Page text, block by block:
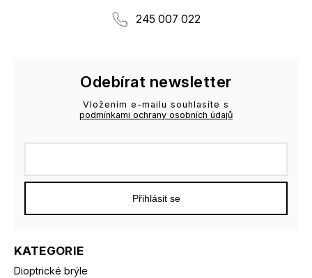
245 007 022
KATEGORIE
Dioptrické brýle
Odebírat newsletter
Vložením e-mailu souhlasíte s
podmínkami ochrany osobních údajů
Přihlásit se